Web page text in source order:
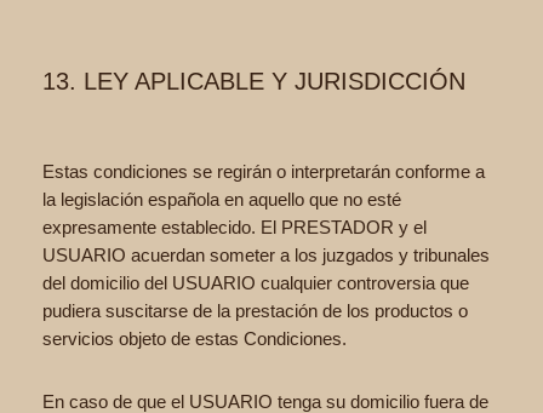
13. LEY APLICABLE Y JURISDICCIÓN
Estas condiciones se regirán o interpretarán conforme a
la legislación española en aquello que no esté
expresamente establecido. El PRESTADOR y el
USUARIO acuerdan someter a los juzgados y tribunales
del domicilio del USUARIO cualquier controversia que
pudiera suscitarse de la prestación de los productos o
servicios objeto de estas Condiciones.
En caso de que el USUARIO tenga su domicilio fuera de